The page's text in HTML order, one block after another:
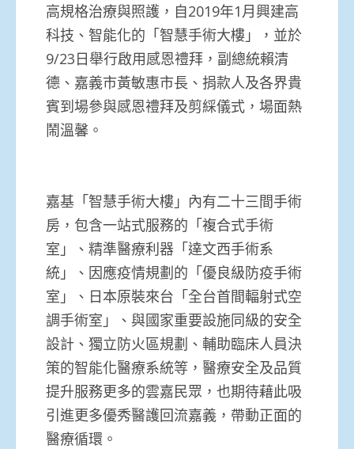
高規格治療與照護，自2019年1月興建高
科技、智能化的「智慧手術大樓」，並於
9/23日舉行啟用感恩禮拜，副總統賴清
德、嘉義市黃敏惠市長、捐款人及各界貴
賓到場參與感恩禮拜及剪綵儀式，場面熱
鬧溫馨。
嘉基「智慧手術大樓」內有二十三間手術
房，包含一站式服務的「複合式手術
室」、精準醫療利器「達文西手術系
統」、因應疫情規劃的「優良級防疫手術
室」、日本原裝來台「全台首間輻射式空
調手術室」、與國家重要設施同級的安全
設計、獨立防火區規劃、輔助臨床人員決
策的智能化醫療系統等，醫療安全及品質
提升服務更多的雲嘉民眾，也期待藉此吸
引進更多優秀醫護回流嘉義，帶動正面的
醫療循環。